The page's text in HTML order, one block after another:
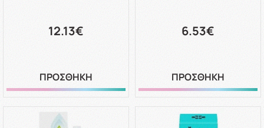
12.13€
ΠΡΟΣΘΗΚΗ
6.53€
ΠΡΟΣΘΗΚΗ